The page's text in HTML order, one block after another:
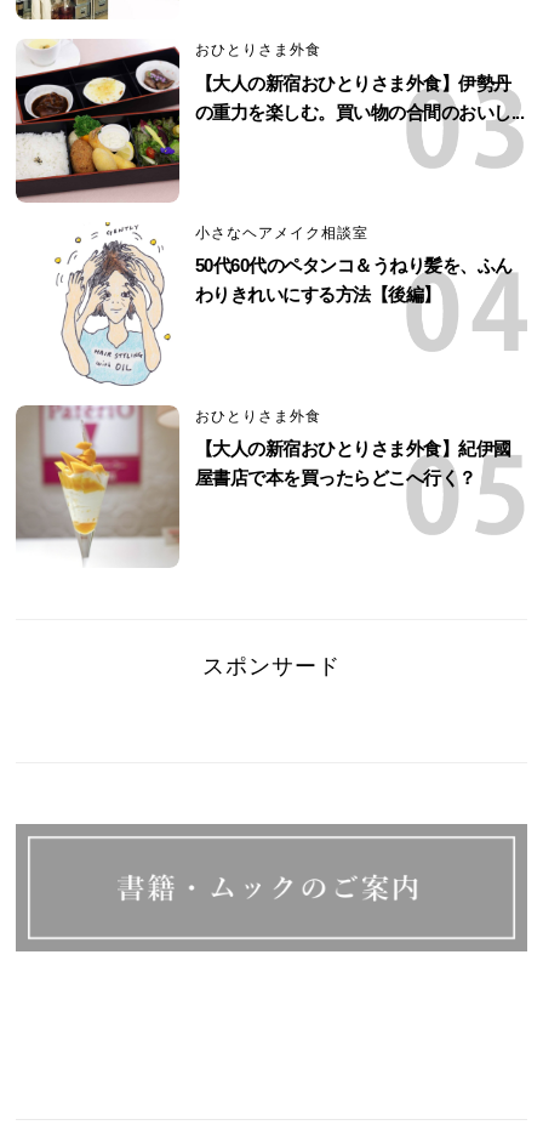
おひとりさま外食
【大人の新宿おひとりさま外食】伊勢丹
の重力を楽しむ。買い物の合間のおいし...
小さなヘアメイク相談室
50代60代のペタンコ＆うねり髪を、ふん
わりきれいにする方法【後編】
おひとりさま外食
【大人の新宿おひとりさま外食】紀伊國
屋書店で本を買ったらどこへ行く？
スポンサード